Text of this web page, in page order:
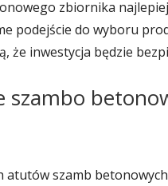
zbiornika
podejście do wyboru
że inwestycja będzie
szambo
atutów szamb